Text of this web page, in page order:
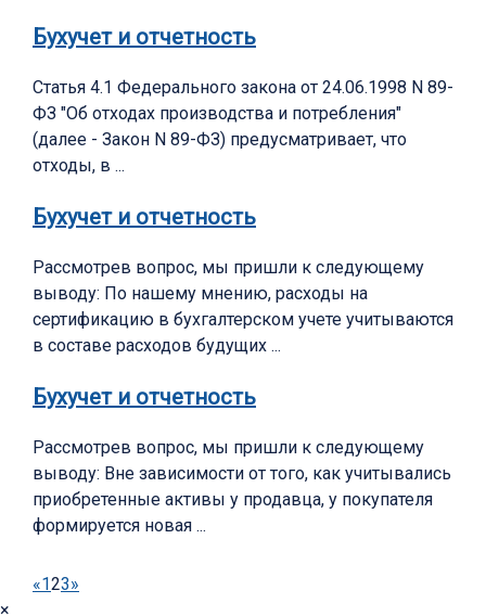
Бухучет и отчетность
Статья 4.1 Федерального закона от 24.06.1998 N 89-
ФЗ "Об отходах производства и потребления"
(далее - Закон N 89-ФЗ) предусматривает, что
отходы, в ...
Бухучет и отчетность
Рассмотрев вопрос, мы пришли к следующему
выводу: По нашему мнению, расходы на
сертификацию в бухгалтерском учете учитываются
в составе расходов будущих ...
Бухучет и отчетность
Рассмотрев вопрос, мы пришли к следующему
выводу: Вне зависимости от того, как учитывались
приобретенные активы у продавца, у покупателя
формируется новая ...
«123»
×